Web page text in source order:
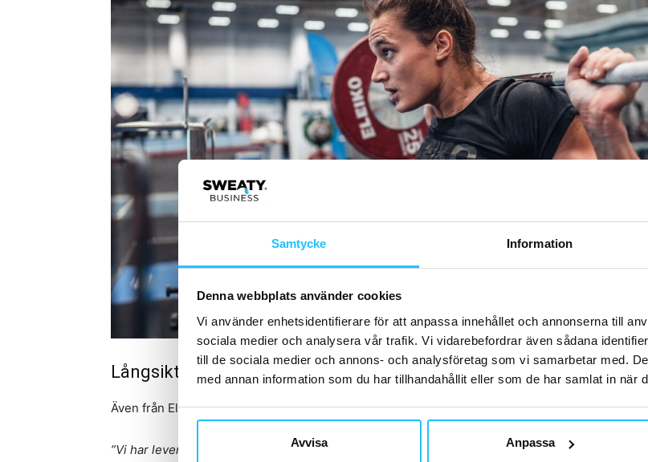
Samtycke Information
Denna webbplats använder cookies
Vi använder enhetsidentifierare för att anpassa innehållet och annonserna till
sociala medier och analysera vår trafik. Vi vidarebefordrar även sådana
till de sociala medier och annons- och analysföretag som vi samarbetar med.
med annan information som du har tillhandahållit eller som de har samlat in när
Avvisa Anpassa
Långsiktigt engagemang för elitidrott
Även från Eleikos sida betonas det långsiktiga perspektivet i samarbetet.
”Vi har levererat prestationsfokuserad träningsutrustning sedan 1957 och är stolta över att